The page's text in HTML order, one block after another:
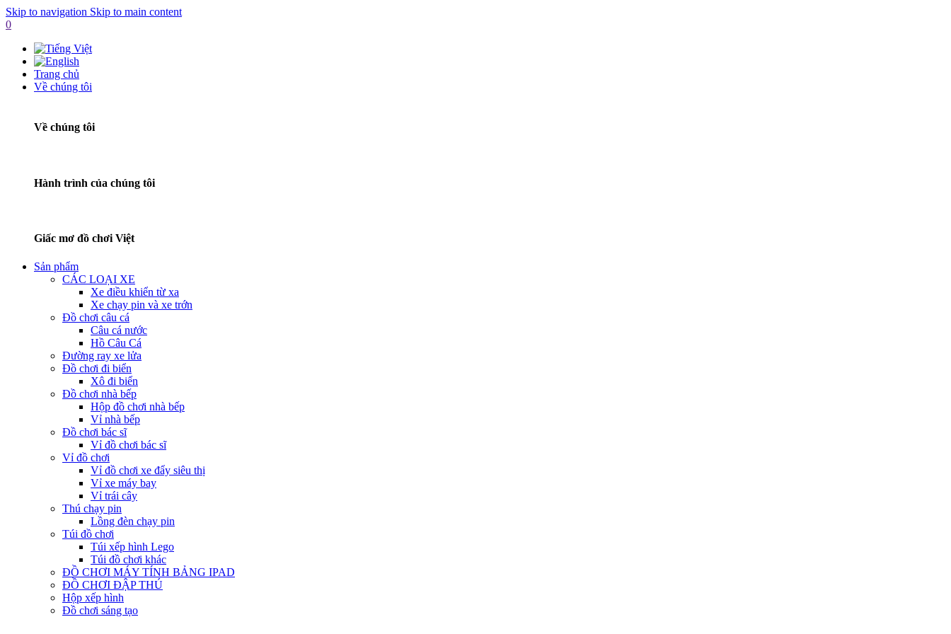
Skip to navigation Skip to main content
0
Trang chủ
Về chúng tôi
Về chúng tôi
Hành trình của chúng tôi
Giấc mơ đồ chơi Việt
Sản phẩm
CÁC LOẠI XE
Xe điều khiển từ xa
Xe chạy pin và xe trớn
Đồ chơi câu cá
Câu cá nước
Hồ Câu Cá
Đường ray xe lửa
Đồ chơi đi biển
Xô đi biển
Đồ chơi nhà bếp
Hộp đồ chơi nhà bếp
Vỉ nhà bếp
Đồ chơi bác sĩ
Vỉ đồ chơi bác sĩ
Vỉ đồ chơi
Vỉ đồ chơi xe đẩy siêu thị
Vỉ xe máy bay
Vỉ trái cây
Thú chạy pin
Lồng đèn chạy pin
Túi đồ chơi
Túi xếp hình Lego
Túi đồ chơi khác
ĐỒ CHƠI MÁY TÍNH BẢNG IPAD
ĐỒ CHƠI ĐẬP THÚ
Hộp xếp hình
Đồ chơi sáng tạo